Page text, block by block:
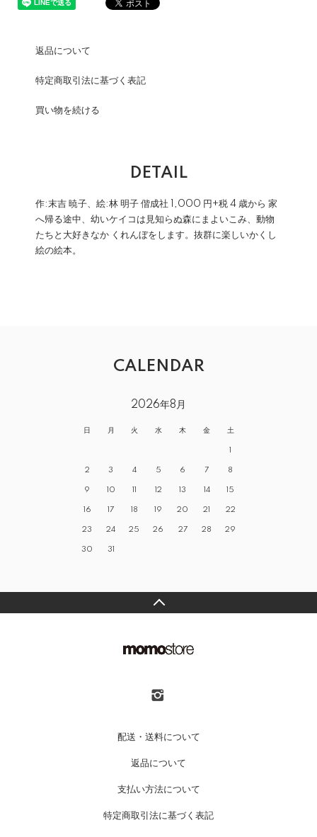
返品について
特定商取引法に基づく表記
買い物を続ける
DETAIL
作:末吉 暁子、絵:林 明子 偕成社 1,000 円+税 4 歳から 家
へ帰る途中、幼いケイコは見知らぬ森にまよいこみ、動物
たちと大好きなか くれんぼをします。抜群に楽しいかくし
絵の絵本。
CALENDAR
2026年8月
日 月 火 水 木 金 土
1
2 3 4 5 6 7 8
9 10 11 12 13 14 15
16 17 18 19 20 21 22
23 24 25 26 27 28 29
30 31
配送・送料について
返品について
支払い方法について
特定商取引法に基づく表記